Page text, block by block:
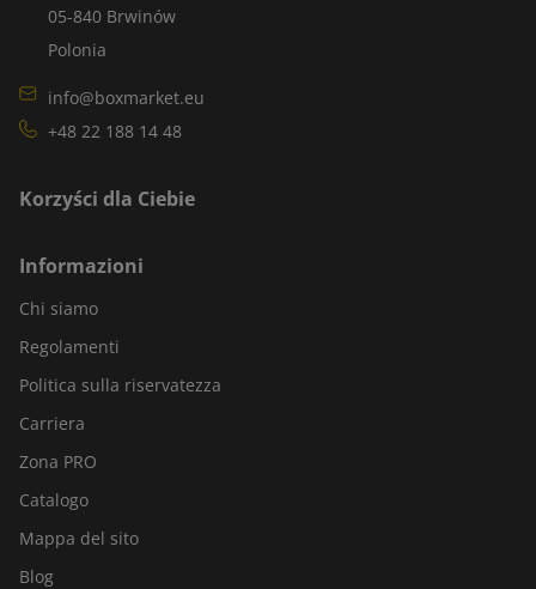
05-840 Brwinów
Polonia
info@boxmarket.eu
+48 22 188 14 48
Korzyści dla Ciebie
Informazioni
Chi siamo
Regolamenti
Politica sulla riservatezza
Carriera
Zona PRO
Catalogo
Mappa del sito
Blog